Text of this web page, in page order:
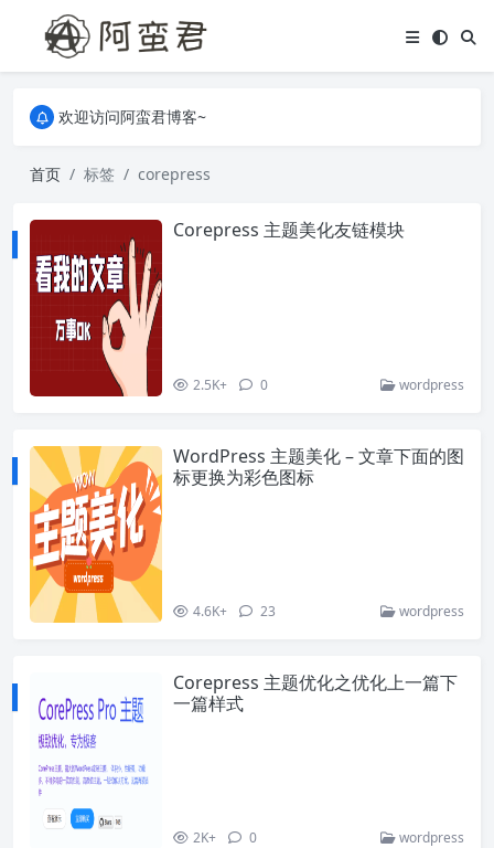
关于本站，有任何疑问都可以评论或留言。
欢迎访问阿蛮君博客~
欢迎访问阿蛮君博客~
首页 标签 corepress
Corepress 主题美化友链模块
2.5K+ 0 wordpress
WordPress 主题美化 – 文章下面的图
标更换为彩色图标
4.6K+ 23 wordpress
Corepress 主题优化之优化上一篇下
一篇样式
2K+ 0 wordpress